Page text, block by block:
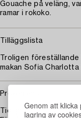
Genom att klicka
lagring av
Gouache på veläng,
ramar i rokoko.
Tilläggslista
Troligen föreställande
makan Sofia Charlotta
Proveniens
Tidigare i